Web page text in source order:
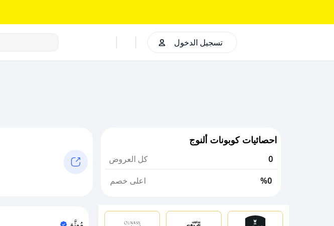
تسجيل الدخول
احصائيات كوبونات ألنوج
كل العروض
0
اعلى خصم
%0